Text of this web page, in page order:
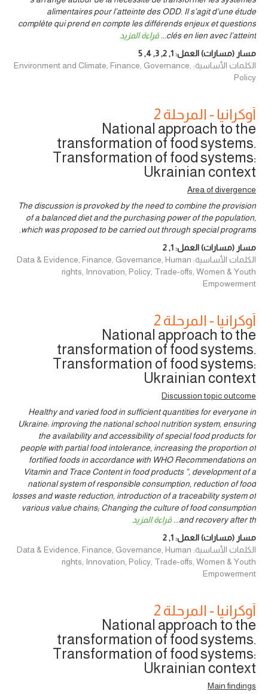
alimentaires pour l’atteinte des ODD. Il s’agit d’une étude
complète qui prend en compte les différends enjeux et questions
clés en lien avec l’atteint
... قراءة المزيد
مسار (مسارات) العمل:1
,
2
,
3
,
4
,
5
الكلمات الأساسية: Environment and Climate, Finance, Governance,
Policy
أوكرانيا - المرحلة 2
National approach to the
transformation of food systems.
Transformation of food systems:
Ukrainian context
Area of divergence
The discussion is provoked by the need to combine the provision
of a balanced diet and the purchasing power of the population,
which was proposed to be carried out through special programs.
مسار (مسارات) العمل:1
,
2
الكلمات الأساسية: Data & Evidence, Finance, Governance, Human
rights, Innovation, Policy, Trade-offs, Women & Youth
Empowerment
أوكرانيا - المرحلة 2
National approach to the
transformation of food systems.
Transformation of food systems:
Ukrainian context
Discussion topic outcome
Healthy and varied food in sufficient quantities for everyone in
Ukraine: improving the national school nutrition system, ensuring
the availability and accessibility of special food products for
people with partial food intolerance, increasing the proportion of
fortified foods in accordance with WHO Recommendations on
Vitamin and Trace Content in food products ”, development of a
national system of responsible consumption, reduction of food
losses and waste reduction, introduction of a traceability system of
various value chains; Changing the culture of food consumption
and recovery after th
... قراءة المزيد
مسار (مسارات) العمل:1
,
2
الكلمات الأساسية: Data & Evidence, Finance, Governance, Human
rights, Innovation, Policy, Trade-offs, Women & Youth
Empowerment
أوكرانيا - المرحلة 2
National approach to the
transformation of food systems.
Transformation of food systems:
Ukrainian context
Main findings